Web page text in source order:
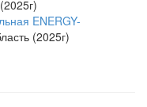
ENERGY-
(2025г)